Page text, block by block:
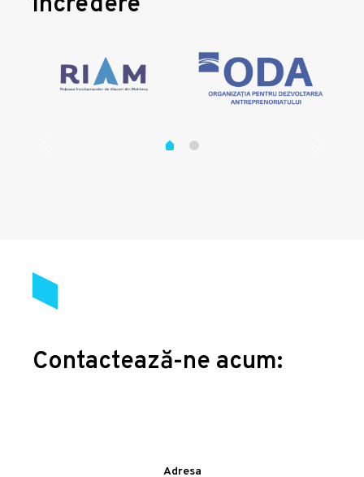
Contactează-ne acum:
Adresa